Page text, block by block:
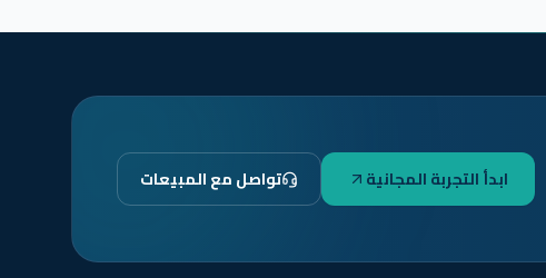
ابدأ التجربة المجانية تواصل مع المبيعات